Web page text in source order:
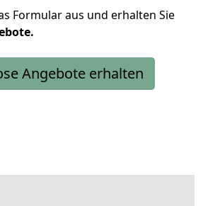
Formular aus und erhalten Sie
Angebote erhalten